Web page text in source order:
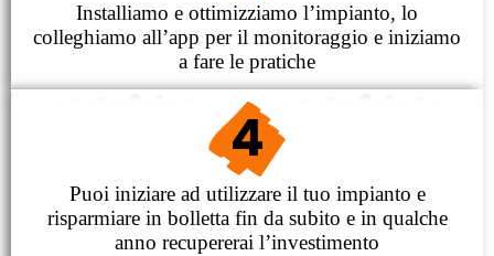
Installiamo e ottimizziamo l’impianto, lo
colleghiamo all’app per il monitoraggio e iniziamo
a fare le pratiche
4
Puoi iniziare ad utilizzare il tuo impianto e
risparmiare in bolletta fin da subito e in qualche
anno recupererai l’investimento